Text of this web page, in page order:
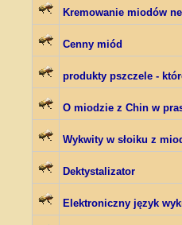
Kremowanie miodów
Cenny miód
produkty pszczele -
O miodzie z Chin w
Wykwity w słoiku z
Dektystalizator
Elektroniczny język